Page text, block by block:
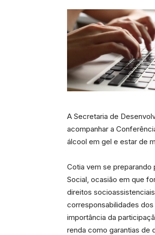
A Secretaria de
acompanhar a
álcool em gel e estar de
Cotia vem se
Social, ocasião em que
direitos
corresponsabilidades dos
importância da
renda como garantias de